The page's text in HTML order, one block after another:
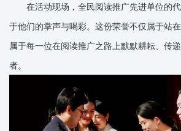
在活动现场，全民阅读推广先进单位的代
于他们的掌声与喝彩。这份荣誉不仅属于站
属于每一位在阅读推广之路上默默耕耘、传
者。